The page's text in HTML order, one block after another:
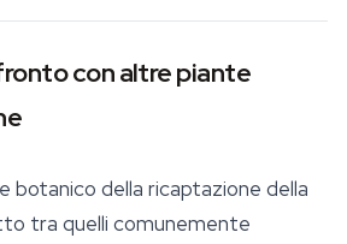
con altre piante
botanico della ricaptazione della
tra quelli comunemente